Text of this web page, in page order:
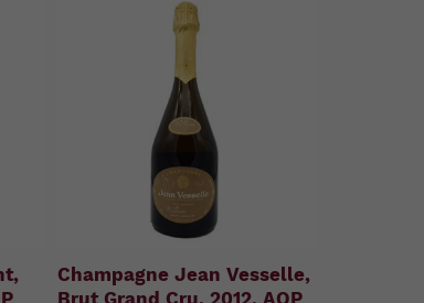
Champagne Jean Vesselle,
Brut Grand Cru, 2012, AOP